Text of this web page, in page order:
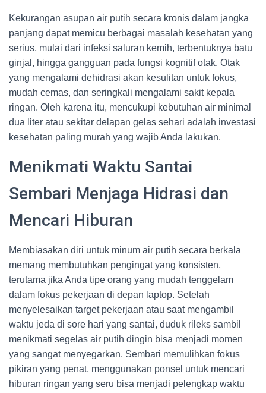
Kekurangan asupan air putih secara kronis dalam jangka
panjang dapat memicu berbagai masalah kesehatan yang
serius, mulai dari infeksi saluran kemih, terbentuknya batu
ginjal, hingga gangguan pada fungsi kognitif otak. Otak
yang mengalami dehidrasi akan kesulitan untuk fokus,
mudah cemas, dan seringkali mengalami sakit kepala
ringan. Oleh karena itu, mencukupi kebutuhan air minimal
dua liter atau sekitar delapan gelas sehari adalah investasi
kesehatan paling murah yang wajib Anda lakukan.
Menikmati Waktu Santai
Sembari Menjaga Hidrasi dan
Mencari Hiburan
Membiasakan diri untuk minum air putih secara berkala
memang membutuhkan pengingat yang konsisten,
terutama jika Anda tipe orang yang mudah tenggelam
dalam fokus pekerjaan di depan laptop. Setelah
menyelesaikan target pekerjaan atau saat mengambil
waktu jeda di sore hari yang santai, duduk rileks sambil
menikmati segelas air putih dingin bisa menjadi momen
yang sangat menyegarkan. Sembari memulihkan fokus
pikiran yang penat, menggunakan ponsel untuk mencari
hiburan ringan yang seru bisa menjadi pelengkap waktu